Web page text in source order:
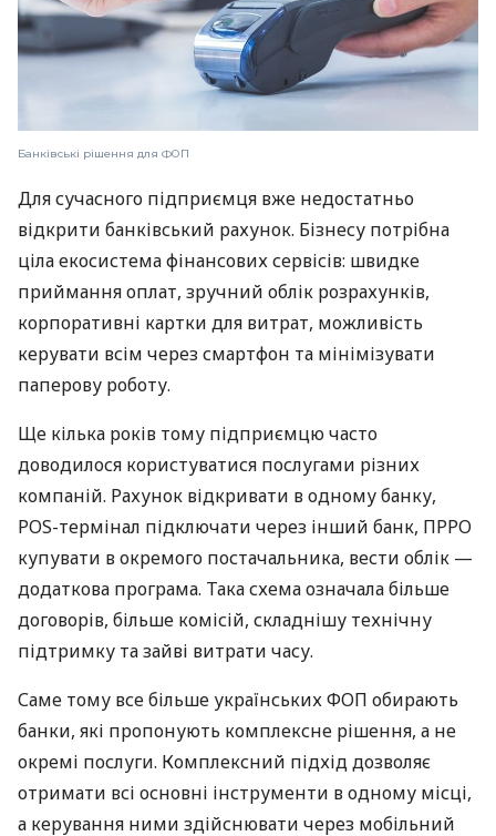
Банківські рішення для ФОП
Для сучасного підприємця вже недостатньо
відкрити банківський рахунок. Бізнесу потрібна
ціла екосистема фінансових сервісів: швидке
приймання оплат, зручний облік розрахунків,
корпоративні картки для витрат, можливість
керувати всім через смартфон та мінімізувати
паперову роботу.
Ще кілька років тому підприємцю часто
доводилося користуватися послугами різних
компаній. Рахунок відкривати в одному банку,
POS-термінал підключати через інший банк, ПРРО
купувати в окремого постачальника, вести облік —
додаткова програма. Така схема означала більше
договорів, більше комісій, складнішу технічну
підтримку та зайві витрати часу.
Саме тому все більше українських ФОП обирають
банки, які пропонують комплексне рішення, а не
окремі послуги. Комплексний підхід дозволяє
отримати всі основні інструменти в одному місці,
а керування ними здійснювати через мобільний